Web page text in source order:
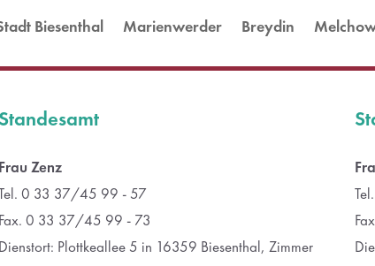
/ 365days
support for our customers
8:00am - 5:00pm (GMT
Have any questions?
Biesenthal Marienwerder Breydin
Standesamt
Frau Zenz
0 33 37/45 99 - 57
Fax. 0 33 37/45 99 - 73
Dienstort: Plottkeallee 5 in 16359 Biesenthal, Zimmer